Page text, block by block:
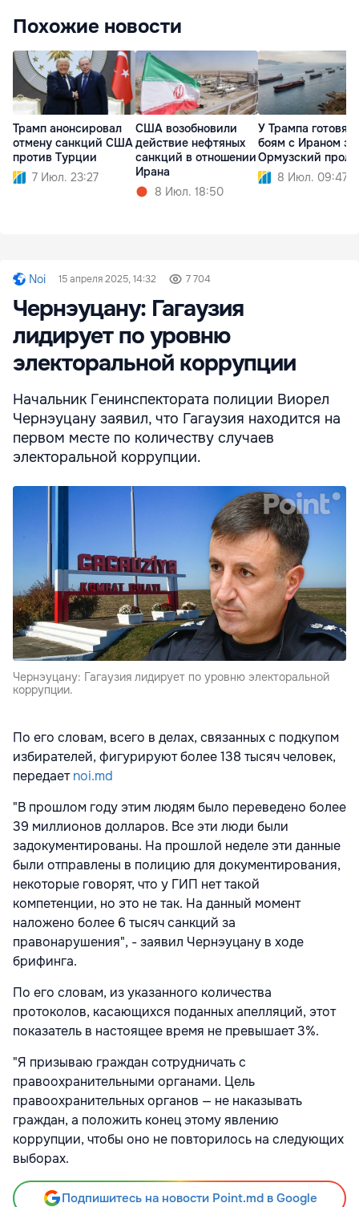
Похожие новости
Трамп анонсировал
отмену санкций США
против Турции
7 Июл. 23:27
США возобновили
действие нефтяных
санкций в отношении
Ирана
8 Июл. 18:50
У Трампа
боям с Ираном за
Ормузский
8 Июл. 09:47
Noi 15 апреля 2025, 14:32 7 704
Чернэуцану: Гагаузия
лидирует по уровню
электоральной коррупции
Начальник Генинспектората полиции Виорел
Чернэуцану заявил, что Гагаузия находится на
первом месте по количеству случаев
электоральной коррупции.
Чернэуцану: Гагаузия лидирует по уровню электоральной
коррупции.
По его словам, всего в делах, связанных с подкупом
избирателей, фигурируют более 138 тысяч человек,
передаетnoi.md
"В прошлом году этим людям было переведено более
39 миллионов долларов. Все эти люди были
задокументированы. На прошлой неделе эти данные
были отправлены в полицию для документирования,
некоторые говорят, что у ГИП нет такой
компетенции, но это не так. На данный момент
наложено более 6 тысяч санкций за
правонарушения", - заявил Чернэуцану в ходе
брифинга.
По его словам, из указанного количества
протоколов, касающихся поданных апелляций, этот
показатель в настоящее время не превышает 3%.
"Я призываю граждан сотрудничать с
правоохранительными органами. Цель
правоохранительных органов — не наказывать
граждан, а положить конец этому явлению
коррупции, чтобы оно не повторилось на следующих
выборах.
Подпишитесь на новости Point.md в Google